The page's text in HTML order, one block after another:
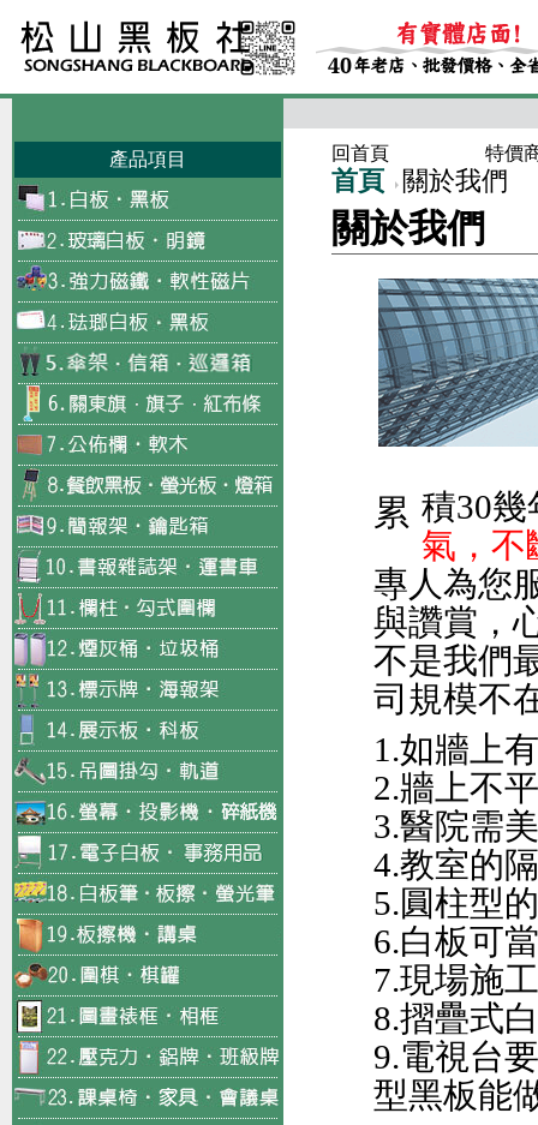
產品項目 回首頁 特價
首頁 關於我們
關於我們
累 積30
氣，不
專人為您
與讚賞，
不是我們
司規模不
1.如牆上
2.牆上不
3.醫院需
4.教室的
5.圓柱型
6.白板可
7.現場施
8.摺疊式
9.電視台
型黑板能